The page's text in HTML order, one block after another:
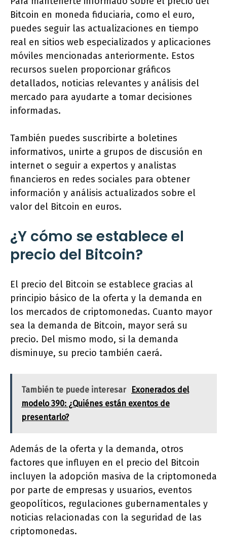
Bitcoin en moneda fiduciaria, como el euro,
puedes seguir las actualizaciones en tiempo
real en sitios web especializados y aplicaciones
móviles mencionadas anteriormente. Estos
recursos suelen proporcionar gráficos
detallados, noticias relevantes y análisis del
mercado para ayudarte a tomar decisiones
informadas.
También puedes suscribirte a boletines
informativos, unirte a grupos de discusión en
internet o seguir a expertos y analistas
financieros en redes sociales para obtener
información y análisis actualizados sobre el
valor del Bitcoin en euros.
¿Y cómo se establece el
precio del Bitcoin?
El precio del Bitcoin se establece gracias al
principio básico de la oferta y la demanda en
los mercados de criptomonedas. Cuanto mayor
sea la demanda de Bitcoin, mayor será su
precio. Del mismo modo, si la demanda
disminuye, su precio también caerá.
También te puede interesar
Exonerados del
modelo 390: ¿Quiénes están exentos de
presentarlo?
Además de la oferta y la demanda, otros
factores que influyen en el precio del Bitcoin
incluyen la adopción masiva de la criptomoneda
por parte de empresas y usuarios, eventos
geopolíticos, regulaciones gubernamentales y
noticias relacionadas con la seguridad de las
criptomonedas.